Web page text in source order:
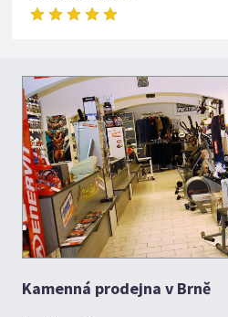
Kamenná prodejna v Brně